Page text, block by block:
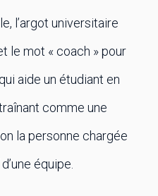
l’argot universitaire
le mot « coach » pour
aide un étudiant en
comme une
la personne chargée
équipe.